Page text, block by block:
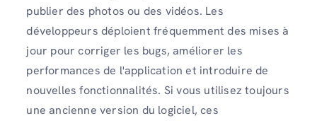
publier des photos ou des vidéos. Les
développeurs déploient fréquemment des mises à
jour pour corriger les bugs, améliorer les
performances de l'application et introduire de
nouvelles fonctionnalités. Si vous utilisez toujours
une ancienne version du logiciel, ces